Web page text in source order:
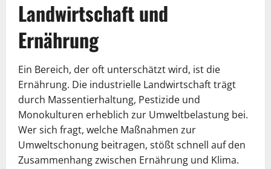
Landwirtschaft und
Ernährung
Ein Bereich, der oft unterschätzt wird, ist die
Ernährung. Die industrielle Landwirtschaft trägt
durch Massentierhaltung, Pestizide und
Monokulturen erheblich zur Umweltbelastung bei.
Wer sich fragt, welche Maßnahmen zur
Umweltschonung beitragen, stößt schnell auf den
Zusammenhang zwischen Ernährung und Klima.